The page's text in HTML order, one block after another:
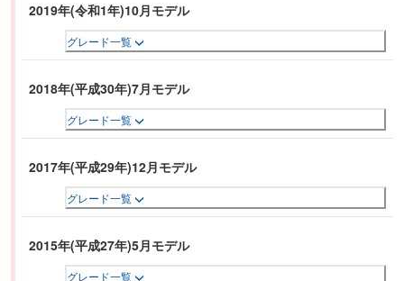
2019年(令和1年)10月モデル
グレード一覧
2018年(平成30年)7月モデル
グレード一覧
2017年(平成29年)12月モデル
グレード一覧
2015年(平成27年)5月モデル
グレード一覧